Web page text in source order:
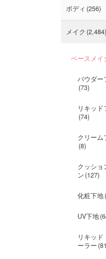
ボディ 256
メイク 2,484
ベースメイ
パウダー
73
リキッ
74
クリーム
8
クッショ
ン 127
化粧下地
UV下地
リキッ
ーラー 81